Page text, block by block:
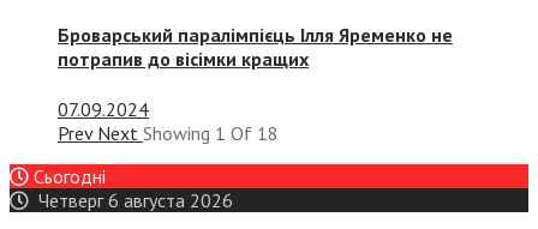
Броварський паралімпієць Ілля Яременко не
потрапив до вісімки кращих
07.09.2024
Prev Next Showing 1 Of 18
Сьогодні
Четверг 6 августа 2026